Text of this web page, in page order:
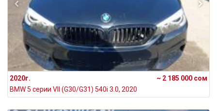
2020г.
~ 2 185 000 сом
BMW 5 серии VII (G30/G31) 540i 3.0, 2020